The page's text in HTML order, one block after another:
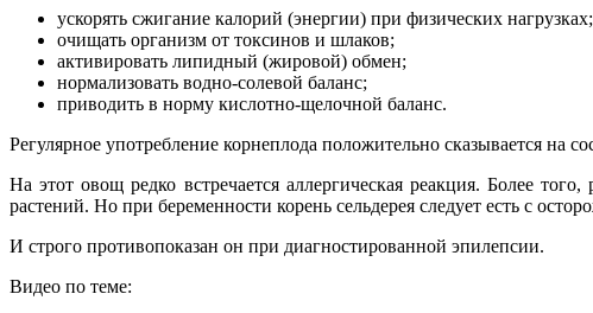
ускорять сжигание калорий (энергии) при физических нагрузках;
очищать организм от токсинов и шлаков;
активировать липидный (жировой) обмен;
нормализовать водно-солевой баланс;
приводить в норму кислотно-щелочной баланс.
Регулярное употребление корнеплода положительно сказывается на
На этот овощ редко встречается аллергическая реакция. Более
растений. Но при беременности корень сельдерея следует есть с
И строго противопоказан он при диагностированной эпилепсии.
Видео по теме: